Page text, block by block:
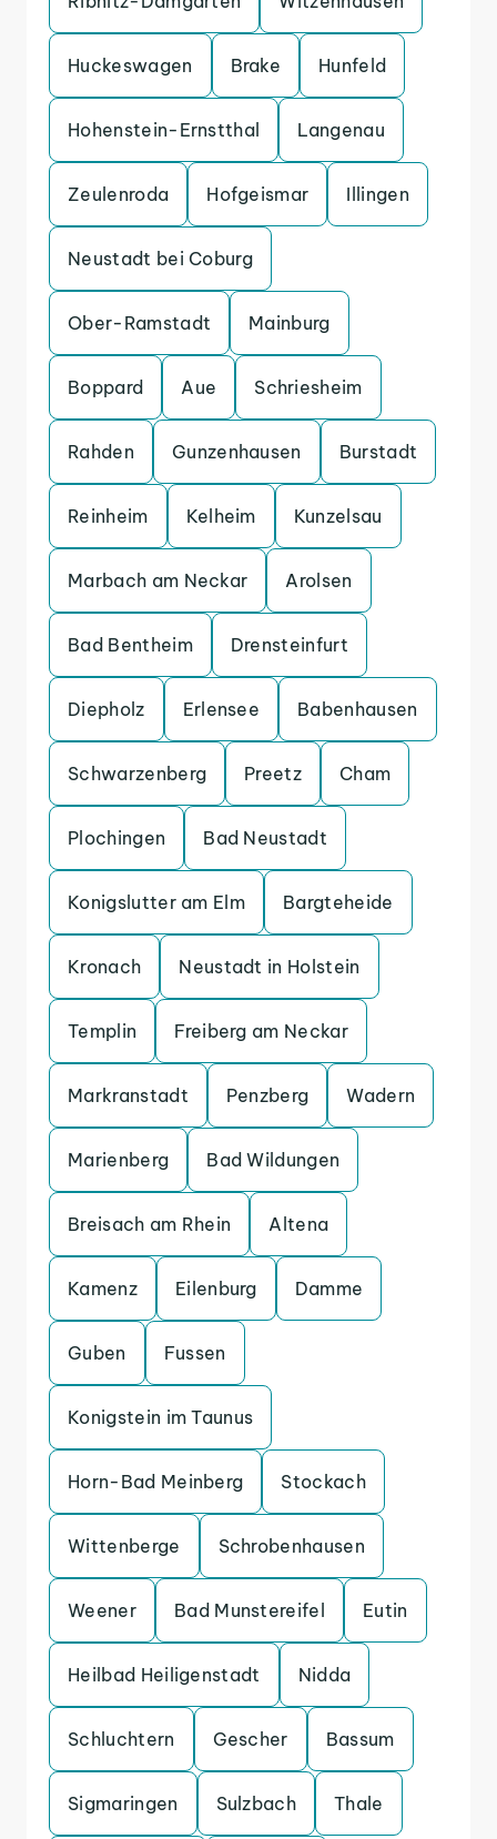
Huckeswagen Brake Hunfeld
Hohenstein-Ernstthal Langenau
Zeulenroda Hofgeismar Illingen
Neustadt bei Coburg
Ober-Ramstadt Mainburg
Boppard Aue Schriesheim
Rahden Gunzenhausen Burstadt
Reinheim Kelheim Kunzelsau
Marbach am Neckar Arolsen
Bad Bentheim Drensteinfurt
Diepholz Erlensee Babenhausen
Schwarzenberg Preetz Cham
Plochingen Bad Neustadt
Konigslutter am Elm Bargteheide
Kronach Neustadt in Holstein
Templin Freiberg am Neckar
Markranstadt Penzberg Wadern
Marienberg Bad Wildungen
Breisach am Rhein Altena
Kamenz Eilenburg Damme
Guben Fussen
Konigstein im Taunus
Horn-Bad Meinberg Stockach
Wittenberge Schrobenhausen
Weener Bad Munstereifel Eutin
Heilbad Heiligenstadt Nidda
Schluchtern Gescher Bassum
Sigmaringen Sulzbach Thale